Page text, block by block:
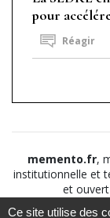
pour
Réagir
memento.fr,
institutionnelle et
et ouvert
Ce site utilise des